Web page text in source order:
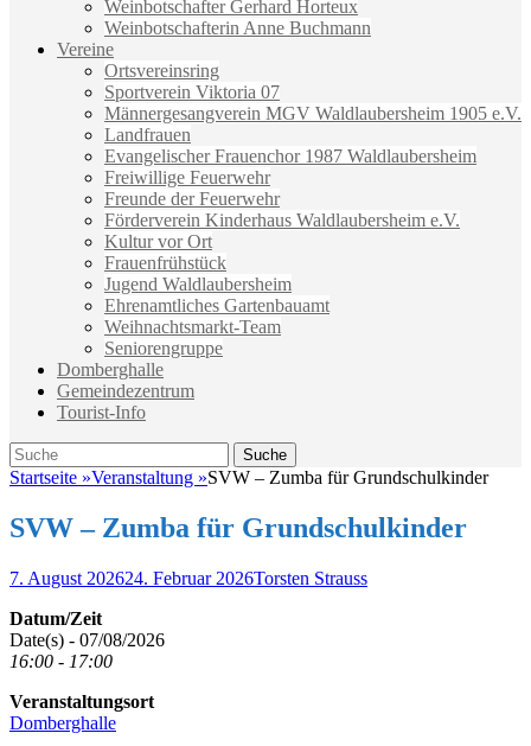
Weinbotschafter Gerhard Horteux
Weinbotschafterin Anne Buchmann
Vereine
Ortsvereinsring
Sportverein Viktoria 07
Männergesangverein MGV Waldlaubersheim 1905 e.V.
Landfrauen
Evangelischer Frauenchor 1987 Waldlaubersheim
Freiwillige Feuerwehr
Freunde der Feuerwehr
Förderverein Kinderhaus Waldlaubersheim e.V.
Kultur vor Ort
Frauenfrühstück
Jugend Waldlaubersheim
Ehrenamtliches Gartenbauamt
Weihnachtsmarkt-Team
Seniorengruppe
Domberghalle
Gemeindezentrum
Tourist-Info
Suche
Suche
nach:
Startseite »Veranstaltung »SVW – Zumba für Grundschulkinder
SVW – Zumba für Grundschulkinder
Veröffentlicht
7. August 202624. Februar 2026Autor
Torsten Strauss
Datum/Zeit
Date(s) - 07/08/2026
16:00 - 17:00
Veranstaltungsort
Domberghalle